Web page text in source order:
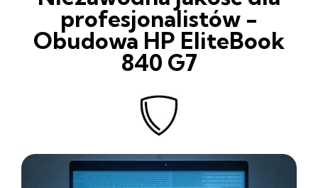
profesjonalistów -
Obudowa HP EliteBook
840 G7